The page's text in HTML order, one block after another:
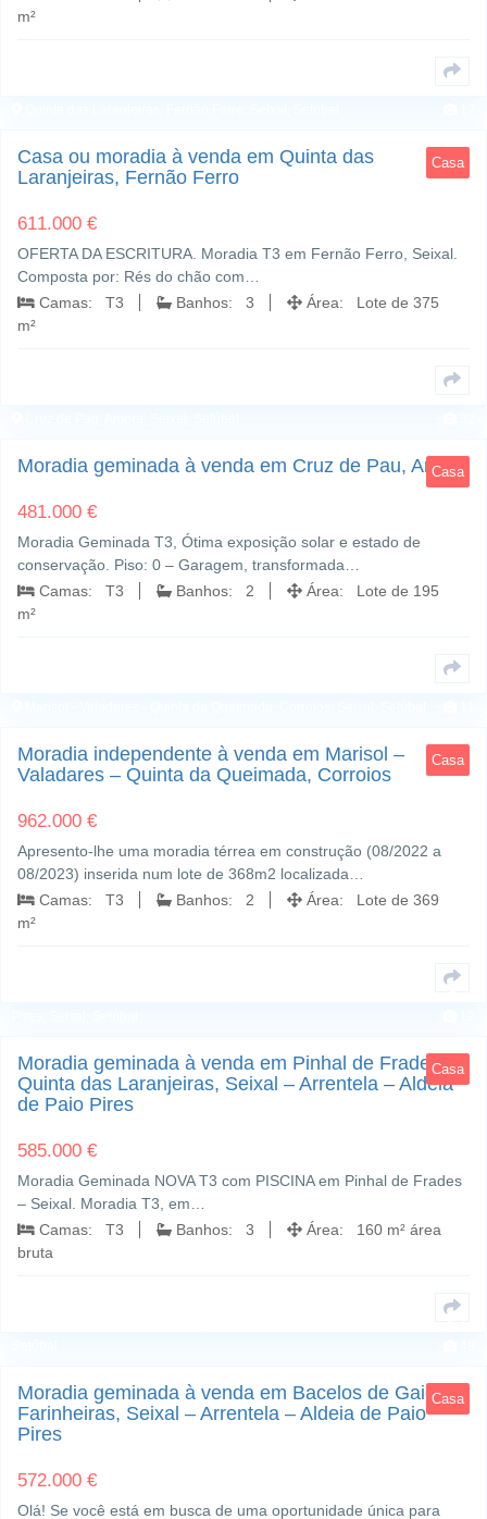
m²
Casa
Casa ou moradia à venda em Quinta das
Laranjeiras, Fernão Ferro
611.000 €
OFERTA DA ESCRITURA. Moradia T3 em Fernão Ferro, Seixal.
Composta por: Rés do chão com…
Camas: T3
Banhos: 3
Área: Lote de 375
m²
Casa
Moradia geminada à venda em Cruz de Pau, Amora
481.000 €
Moradia Geminada T3, Ótima exposição solar e estado de
conservação. Piso: 0 – Garagem, transformada…
Camas: T3
Banhos: 2
Área: Lote de 195
m²
Casa
Moradia independente à venda em Marisol –
Valadares – Quinta da Queimada, Corroios
962.000 €
Apresento-lhe uma moradia térrea em construção (08/2022 a
08/2023) inserida num lote de 368m2 localizada…
Camas: T3
Banhos: 2
Área: Lote de 369
m²
Casa
Moradia geminada à venda em Pinhal de Frades –
Quinta das Laranjeiras, Seixal – Arrentela – Aldeia
de Paio Pires
585.000 €
Moradia Geminada NOVA T3 com PISCINA em Pinhal de Frades
– Seixal. Moradia T3, em…
Camas: T3
Banhos: 3
Área: 160 m² área
bruta
Casa
Moradia geminada à venda em Bacelos de Gaio –
Farinheiras, Seixal – Arrentela – Aldeia de Paio
Pires
572.000 €
Olá! Se você está em busca de uma oportunidade única para